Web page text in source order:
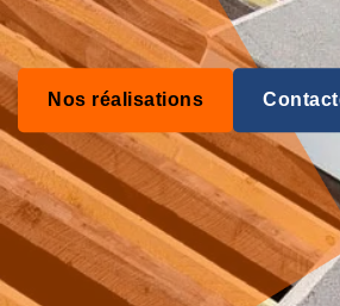
Nos réalisations